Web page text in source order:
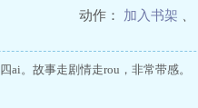
动作： 加入书架
ai。故事走剧情走rou，非常带感。